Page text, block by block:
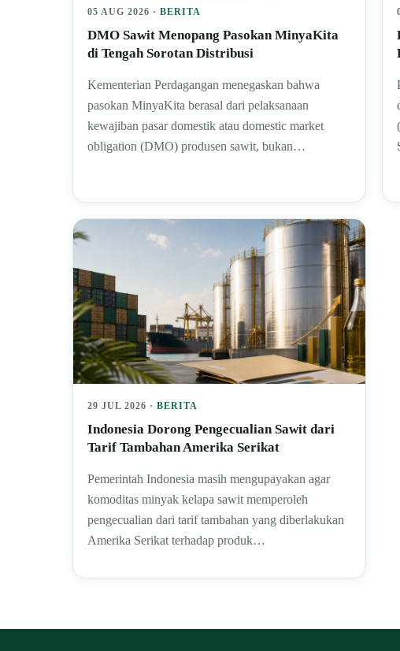
05 AUG 2026 · BERITA
DMO Sawit Menopang Pasokan MinyaKita
di Tengah Sorotan Distribusi
Kementerian Perdagangan menegaskan bahwa
pasokan MinyaKita berasal dari pelaksanaan
kewajiban pasar domestik atau domestic market
obligation (DMO) produsen sawit, bukan…
29 JUL 2026 · BERITA
Indonesia Dorong Pengecualian Sawit dari
Tarif Tambahan Amerika Serikat
Pemerintah Indonesia masih mengupayakan agar
komoditas minyak kelapa sawit memperoleh
pengecualian dari tarif tambahan yang diberlakukan
Amerika Serikat terhadap produk…